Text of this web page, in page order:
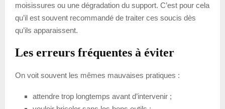
moisissures ou une dégradation du support. C’est pour cela
qu’il est souvent recommandé de traiter ces soucis dès
qu’ils apparaissent.
Les erreurs fréquentes à éviter
On voit souvent les mêmes mauvaises pratiques :
attendre trop longtemps avant d’intervenir ;